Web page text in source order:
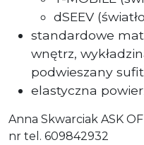
dSEEV
standardowe
wnętrz,
podwieszany sufit
elastyczna
Anna Skwarciak ASK
nr tel. 609842932